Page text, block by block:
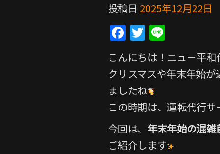
投稿日 2025年12月22日
F
a
c
e
b
o
o
k
T
w
itt
er
e
こんにちは！ニュー平
クリスマスや年末年始
ましたね
この時期は、運転代行
今回は、 年末年始の混
ご紹介します